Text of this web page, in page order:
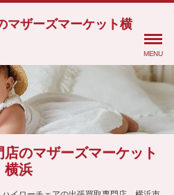
マザーズマーケット横
MENU
のマザーズマーケット
横浜